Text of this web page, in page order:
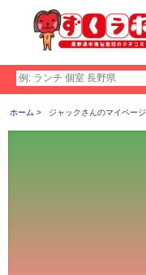
ホーム ジャックさんのマイページ